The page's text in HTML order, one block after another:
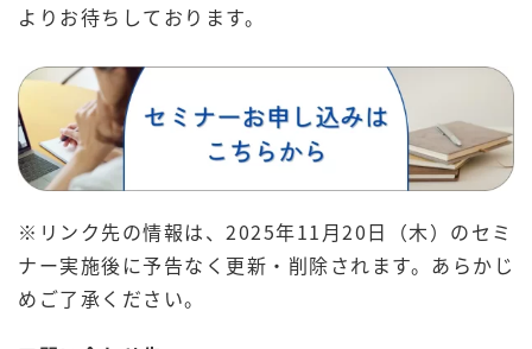
よりお待ちしております。
※リンク先の情報は、2025年11月20日（木）のセミ
ナー実施後に予告なく更新・削除されます。あらかじ
めご了承ください。